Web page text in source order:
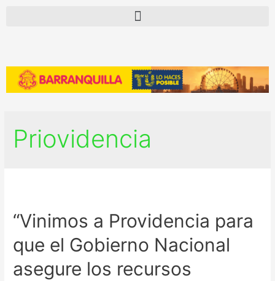
Priovidencia
“Vinimos a Providencia para
que el Gobierno Nacional
asegure los recursos